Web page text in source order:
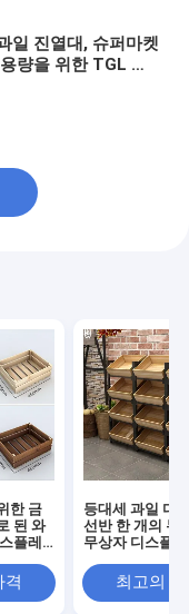
일 진열대, 슈퍼마켓
량을 위한 TGL 강
한 금
된 와
플레
격
등대세 과일 디
선반 한 개의 두
무상자 디스플
최고의